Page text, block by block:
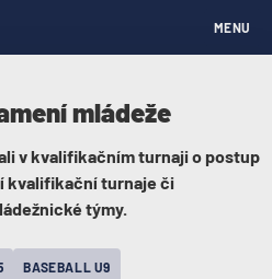
MENU
mládeže
v kvalifikačním turnaji o postup
kvalifikační turnaje či
týmy.
BASEBALL U9